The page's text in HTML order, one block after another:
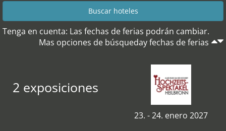
Tenga en cuenta: Las fechas de ferias podrán cambiar.
Mas opciones de búsqueday fechas de ferias
2 exposiciones
23. - 24. enero 2027